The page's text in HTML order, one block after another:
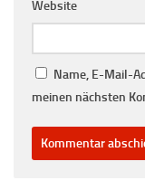
Website
Name, E-Mail-
meinen nächsten